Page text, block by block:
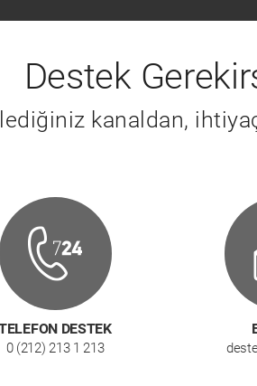
Destek
kanaldan,
DESTEK
0 (212) 213 1 213